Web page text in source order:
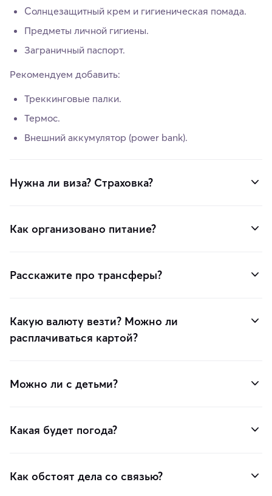
Солнцезащитный крем и гигиеническая помада.
Предметы личной гигиены.
Заграничный паспорт.
Рекомендуем добавить:
Треккинговые палки.
Термос.
Внешний аккумулятор (power bank).
Нужна ли виза? Страховка?
Как организовано питание?
Расскажите про трансферы?
Какую валюту везти? Можно ли
расплачиваться картой?
Можно ли с детьми?
Какая будет погода?
Как обстоят дела со связью?